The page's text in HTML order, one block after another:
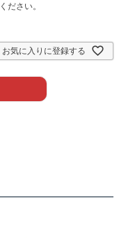
ださい。
お気に入りに登録する